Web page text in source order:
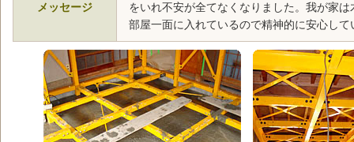
メッセージ
をいれ不安が全てなくなりました。我が家
部屋一面に入れているので精神的に安心して